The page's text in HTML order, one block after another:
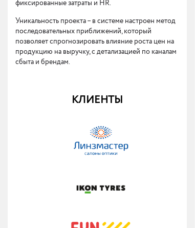
фиксированные затраты и HR.
Уникальность проекта – в системе настроен метод
последовательных приближений, который
позволяет спрогнозировать влияние роста цен на
продукцию на выручку, с детализацией по каналам
сбыта и брендам.
КЛИЕНТЫ